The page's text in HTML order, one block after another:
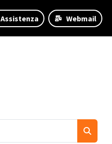
Assistenza Webmail